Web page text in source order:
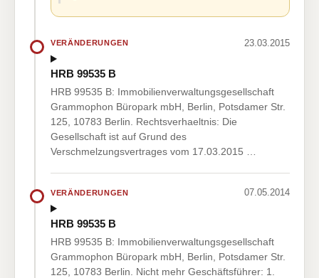
VERÄNDERUNGEN 23.03.2015
HRB 99535 B
HRB 99535 B: Immobilienverwaltungsgesellschaft
Grammophon Büropark mbH, Berlin, Potsdamer Str.
125, 10783 Berlin. Rechtsverhaeltnis: Die
Gesellschaft ist auf Grund des
Verschmelzungsvertrages vom 17.03.2015 …
VERÄNDERUNGEN 07.05.2014
HRB 99535 B
HRB 99535 B: Immobilienverwaltungsgesellschaft
Grammophon Büropark mbH, Berlin, Potsdamer Str.
125, 10783 Berlin. Nicht mehr Geschäftsführer: 1.